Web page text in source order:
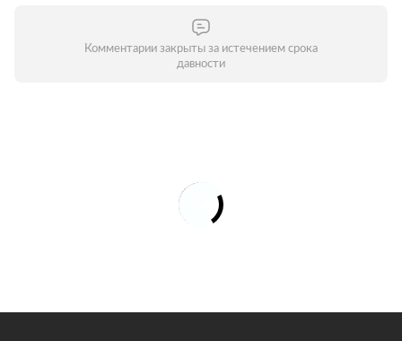
Комментарии закрыты за истечением срока
давности